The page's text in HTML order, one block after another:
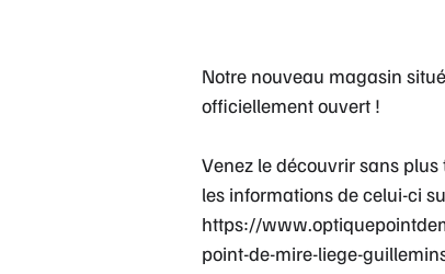
Notre nouveau magasin
officiellement ouvert !
Venez le découvrir sans
les informations de celui-ci
https://
point-de-mire-liege-